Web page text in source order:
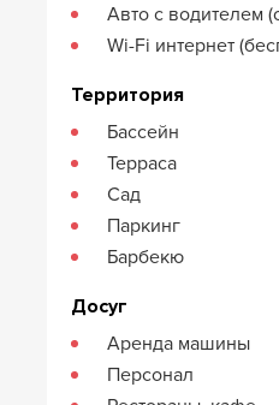
Авто с водителем
Wi-Fi интернет
Территория
Бассейн
Терраса
Сад
Паркинг
Барбекю
Досуг
Аренда машины
Персонал